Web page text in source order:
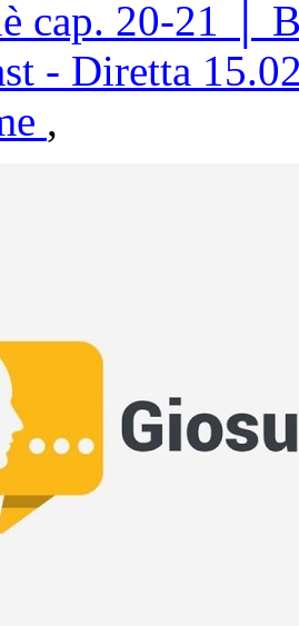
cap. 20-21 │
- Diretta
,